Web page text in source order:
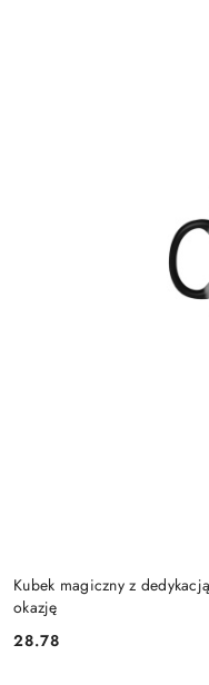
Kubek magiczny z
okazję
Cena:
28.78